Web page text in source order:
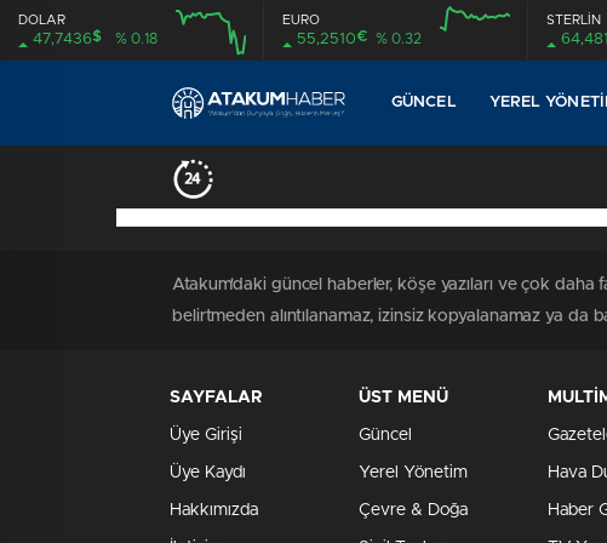
DOLAR
47,7436$ % 0.18
EURO
55,2510€ % 0.32
STERLİN
GÜNCEL YEREL
Atakum'daki güncel haberler, köşe yazıları ve çok
belirtmeden alıntılanamaz, izinsiz kopyalanamaz ya da
SAYFALAR
Üye Girişi
Üye Kaydı
Hakkımızda
ÜST MENÜ
Güncel
Yerel Yönetim
Çevre & Doğa
Hava
Haber